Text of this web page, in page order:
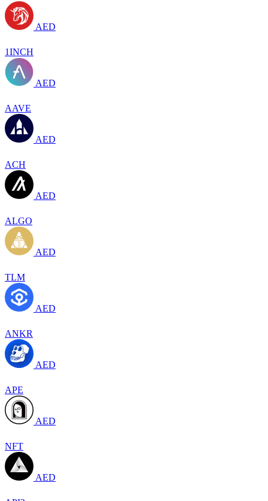
AED
1INCH
AED
AAVE
AED
ACH
AED
ALGO
AED
TLM
AED
ANKR
AED
APE
AED
NFT
AED